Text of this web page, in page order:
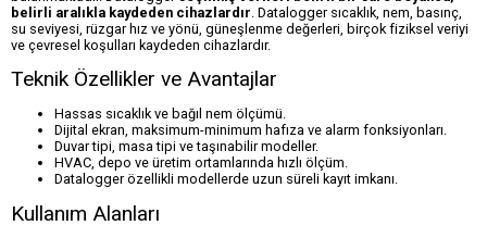
belirli aralıkla kaydeden cihazlardır . Datalogger sıcaklık, nem, basınç,
su seviyesi, rüzgar hız ve yönü, güneşlenme değerleri, birçok fiziksel veriyi
ve çevresel koşulları kaydeden cihazlardır.
Teknik Özellikler ve Avantajlar
Hassas sıcaklık ve bağıl nem ölçümü.
Dijital ekran, maksimum-minimum hafıza ve alarm fonksiyonları.
Duvar tipi, masa tipi ve taşınabilir modeller.
HVAC, depo ve üretim ortamlarında hızlı ölçüm.
Datalogger özellikli modellerde uzun süreli kayıt imkanı.
Kullanım Alanları